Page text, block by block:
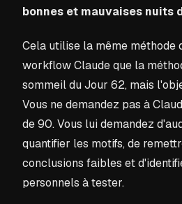
bonnes et mauvaises nuits
Cela utilise la même méthode
workflow Claude que la
sommeil du Jour 62, mais
Vous ne demandez pas à
de 90. Vous lui demandez
quantifier les motifs, de
conclusions faibles et
personnels à tester.